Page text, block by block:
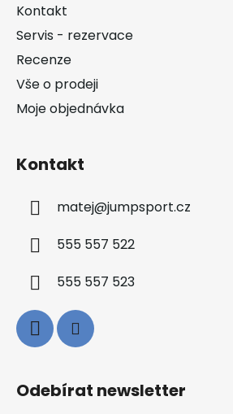
Kontakt
Servis - rezervace
Recenze
Vše o prodeji
Moje objednávka
Kontakt
matej@jumpsport.cz
555 557 522
555 557 523
Odebírat newsletter